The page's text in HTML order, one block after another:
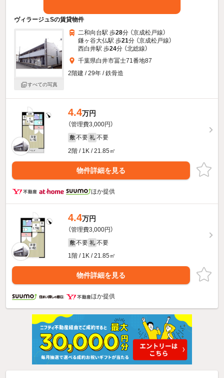
ヴィラージュSの賃貸物件
すべての写真
二和向台駅 歩28分 （京成松戸線）
鎌ヶ谷大仏駅 歩21分 （京成松戸線）
西白井駅 歩24分 （北総線）
千葉県白井市冨士71番地87
2階建 / 29年 / 鉄骨造
4.4万円
（管理費3,000円）
敷 不要 礼 不要
2階 / 1K / 21.85㎡
物件詳細を見る
ほか提供
4.4万円
（管理費3,000円）
敷 不要 礼 不要
1階 / 1K / 21.85㎡
物件詳細を見る
ほか提供